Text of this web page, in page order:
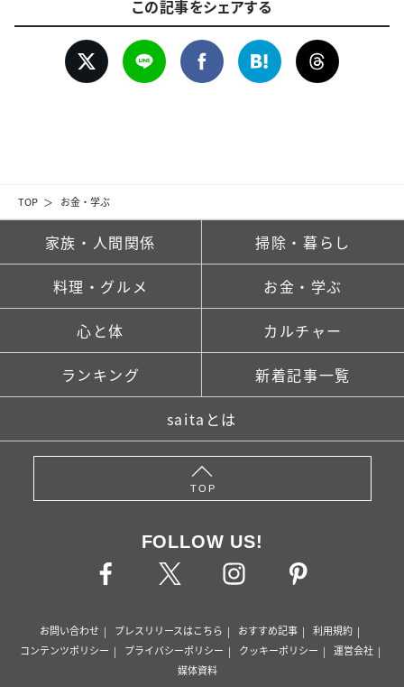
TOP お金・学ぶ
この記事をシェアする
家族・人間関係 掃除・暮らし
料理・グルメ お金・学ぶ
心と体 カルチャー
ランキング 新着記事一覧
saitaとは
TOP
FOLLOW US!
お問い合わせ プレスリリースはこちら おすすめ記事
利用規約
コンテンツポリシー
プライバシーポリシー クッキーポリシー
運営会社
媒体資料